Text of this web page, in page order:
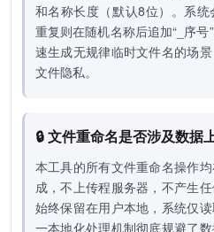
和名称长度（默认8位）。系
重复则在随机名称后追加“_序
速生成无规律临时文件名的场
文件隐私。
🔒 文件重命名是否涉及数据
本工具的所有文件重命名操作
成，不上传程服务器，不产生
始终保留在用户本地，系统仅
一本地化处理机制彻底规避了